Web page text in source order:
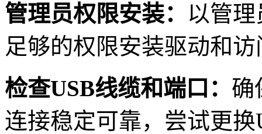
管理员权限安装： 以管
足够的权限安装驱动和
检查USB线缆和端口： 确
连接稳定可靠，尝试更